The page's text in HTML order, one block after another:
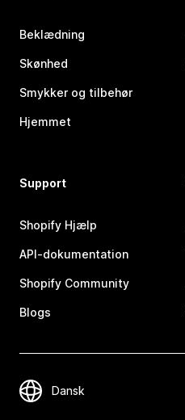
Beklædning
Skønhed
Smykker og tilbehør
Hjemmet
Support
Shopify Hjælp
API-dokumentation
Shopify Community
Blogs